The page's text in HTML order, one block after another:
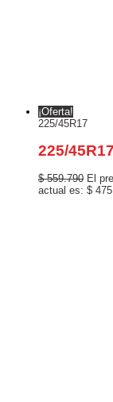
¡Oferta!
225/45R17
225/
$559.790 El
actual es: $